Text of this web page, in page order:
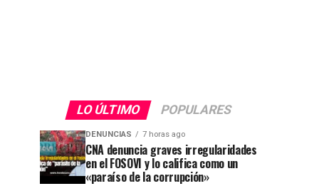
LO ÚLTIMO POPULARES
DENUNCIAS 7 horas ago
CNA denuncia graves irregularidades
en el FOSOVI y lo califica como un
«paraíso de la corrupción»